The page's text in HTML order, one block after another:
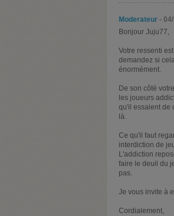
Moderateur -
Bonjour Juju77,
Votre ressenti
demandez si
énormément.
De son côté
les joueurs
qu'il essaient de
là.
Ce qu'il faut
interdiction de
L'addiction
faire le deuil du
pas.
Je vous invite à
Cordialement,